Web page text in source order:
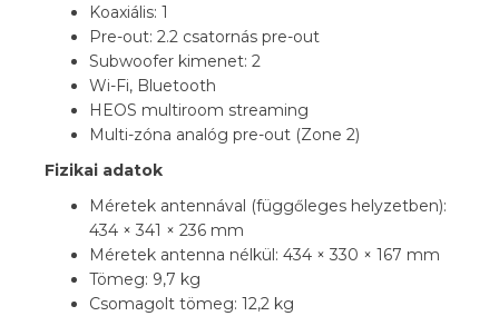
Koaxiális: 1
Pre-out: 2.2 csatornás pre-out
Subwoofer kimenet: 2
Wi-Fi, Bluetooth
HEOS multiroom streaming
Multi-zóna analóg pre-out (Zone 2)
Fizikai adatok
Méretek antennával (függőleges helyzetben):
434 × 341 × 236 mm
Méretek antenna nélkül: 434 × 330 × 167 mm
Tömeg: 9,7 kg
Csomagolt tömeg: 12,2 kg